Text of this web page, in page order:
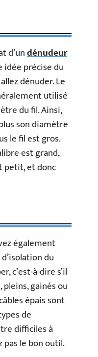
d’undénudeur
idée précise du
dénuder. Le
utilisé
du fil. Ainsi,
son diamètre
le fil est gros.
est grand,
petit, et donc
également
du
c’est-à-dire s’il
pleins, gainés ou
épais sont
de
difficiles à
pas le bon outil.